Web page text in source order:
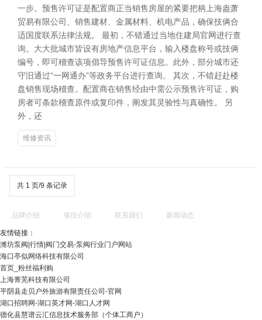
一步。预售许可证是配置商正当销售房屋的紧要把柄上海盎萧
贸易有限公司、销售建材、金属材料、机电产品，确保技俩合
适国度联系法律法规。 最初，不错通过当地住建局官网进行查
询。大大批城市皆设有房地产信息平台，输入楼盘称号或技俩
编号，即可稽查该项倡导预售许可证信息。此外，部分城市还
守旧通过“一网通办”等政务平台进行查询。 其次，不错赶赴楼
盘销售现场稽查。配置商在销售经由中需公示预售许可证，购
房者可条款稽查原件或复印件，阐发其灵验性与真确性。 另
外，还
维修资讯
共 1 页/9 条记录
品牌介绍 项目介绍 联系我们 新闻动态
友情链接：
潍坊泵阀|行情|阀门交易-泵阀行业门户网站
海口亭似网络科技有限公司
首页_粉丝福利购
上海菁芜科技有限公司
平阴县走贝户外旅游有限责任公司-官网
湖口招聘网-湖口英才网-湖口人才网
德化县慧谱云汇信息技术服务部（个体工商户）